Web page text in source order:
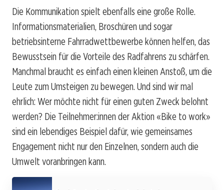
Die Kommunikation spielt ebenfalls eine große Rolle.
Informationsmaterialien, Broschüren und sogar
betriebsinterne Fahrradwettbewerbe können helfen, das
Bewusstsein für die Vorteile des Radfahrens zu schärfen.
Manchmal braucht es einfach einen kleinen Anstoß, um die
Leute zum Umsteigen zu bewegen. Und sind wir mal
ehrlich: Wer möchte nicht für einen guten Zweck belohnt
werden? Die Teilnehmer:innen der Aktion «Bike to work»
sind ein lebendiges Beispiel dafür, wie gemeinsames
Engagement nicht nur den Einzelnen, sondern auch die
Umwelt voranbringen kann.